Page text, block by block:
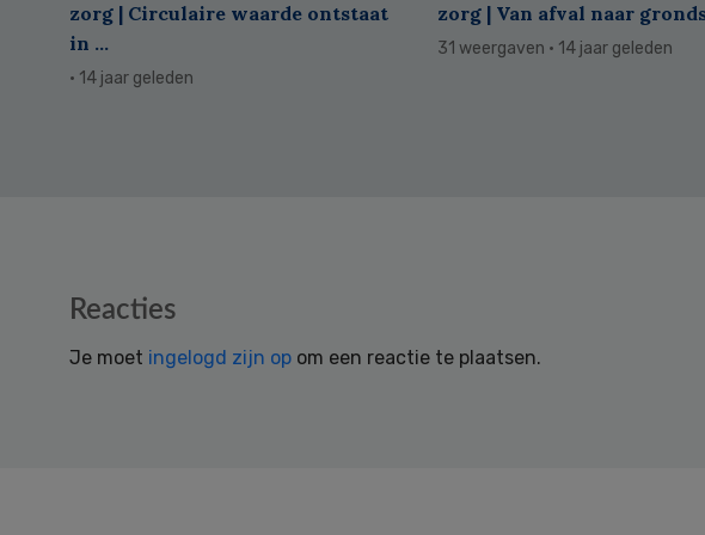
zorg | Circulaire waarde ontstaat
in ...
· 14 jaar geleden
zorg | Van afval naar
31 weergaven · 14 jaar geleden
Reacties
Je moet ingelogd zijn op om een reactie te plaatsen.